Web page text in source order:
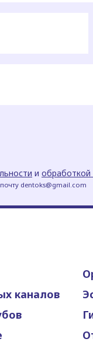
и обработкой
dentoks@gmail.com
каналов